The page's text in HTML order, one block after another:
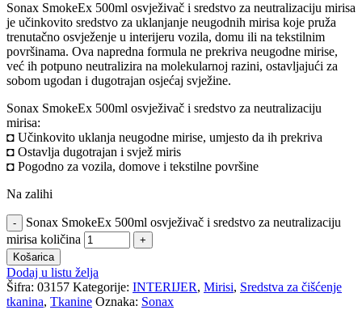
Sonax SmokeEx 500ml osvježivač i sredstvo za neutralizaciju mirisa
je učinkovito sredstvo za uklanjanje neugodnih mirisa koje pruža
trenutačno osvježenje u interijeru vozila, domu ili na tekstilnim
površinama. Ova napredna formula ne prekriva neugodne mirise,
već ih potpuno neutralizira na molekularnoj razini, ostavljajući za
sobom ugodan i dugotrajan osjećaj svježine.
Sonax SmokeEx 500ml osvježivač i sredstvo za neutralizaciju
mirisa:
◘ Učinkovito uklanja neugodne mirise, umjesto da ih prekriva
◘ Ostavlja dugotrajan i svjež miris
◘ Pogodno za vozila, domove i tekstilne površine
Na zalihi
Sonax SmokeEx 500ml osvježivač i sredstvo za neutralizaciju
mirisa količina
Košarica
Dodaj u listu želja
Šifra: 03157 Kategorije: INTERIJER, Mirisi, Sredstva za čišćenje
tkanina, Tkanine Oznaka: Sonax